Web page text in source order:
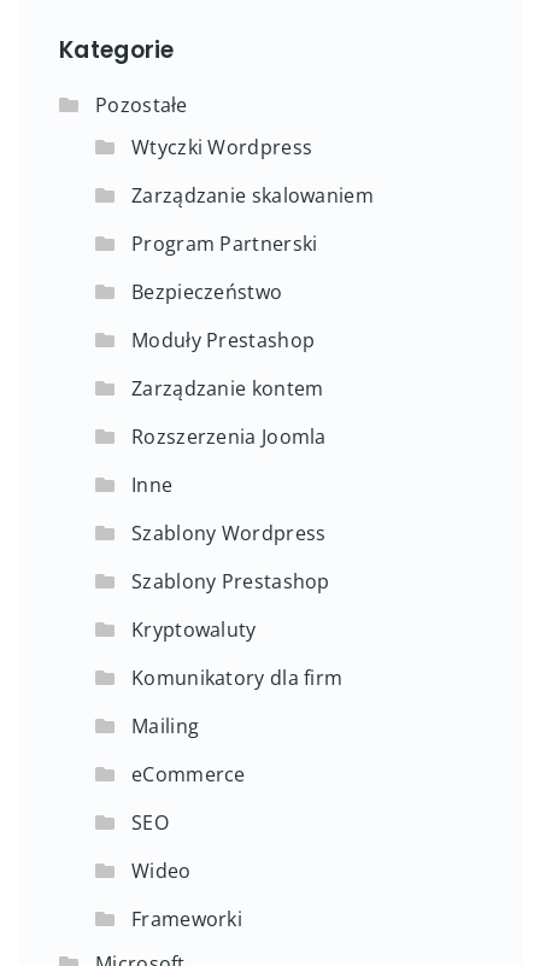
Kategorie
Pozostałe
Wtyczki Wordpress
Zarządzanie skalowaniem
Program Partnerski
Bezpieczeństwo
Moduły Prestashop
Zarządzanie kontem
Rozszerzenia Joomla
Inne
Szablony Wordpress
Szablony Prestashop
Kryptowaluty
Komunikatory dla firm
Mailing
eCommerce
SEO
Wideo
Frameworki